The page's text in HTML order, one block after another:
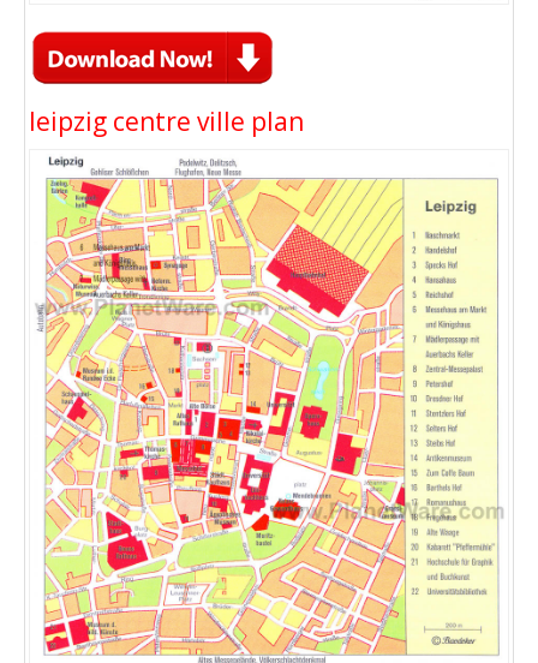
leipzig centre ville plan